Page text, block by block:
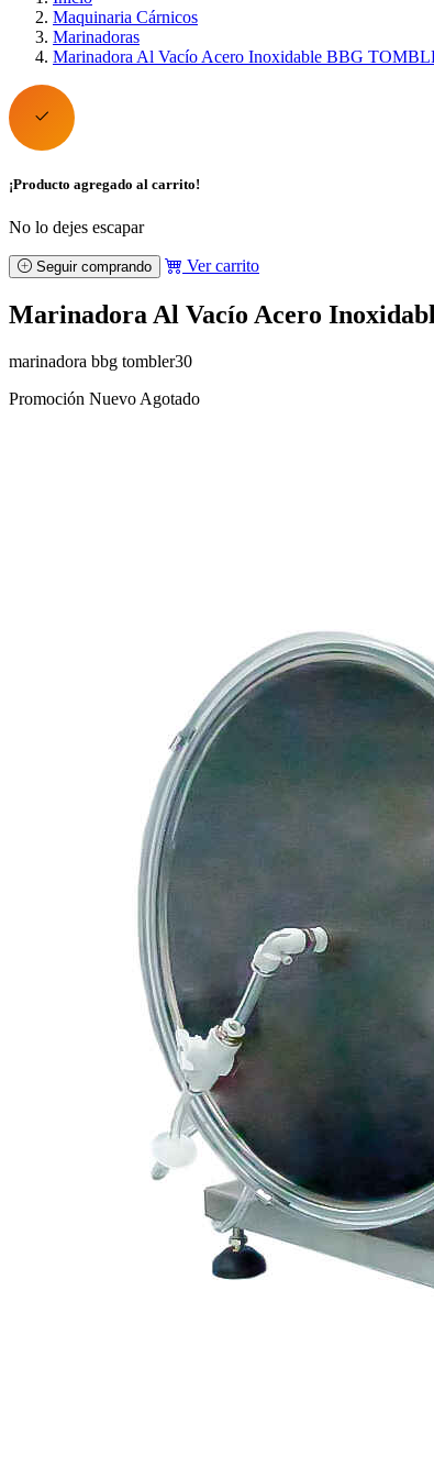
Maquinaria Cárnicos
Marinadoras
Marinadora Al Vacío Acero Inoxidable BBG
¡Producto agregado al carrito!
No lo dejes escapar
Seguir comprando Ver carrito
Marinadora Al Vacío Acero
marinadora bbg tombler30
Promoción Nuevo Agotado